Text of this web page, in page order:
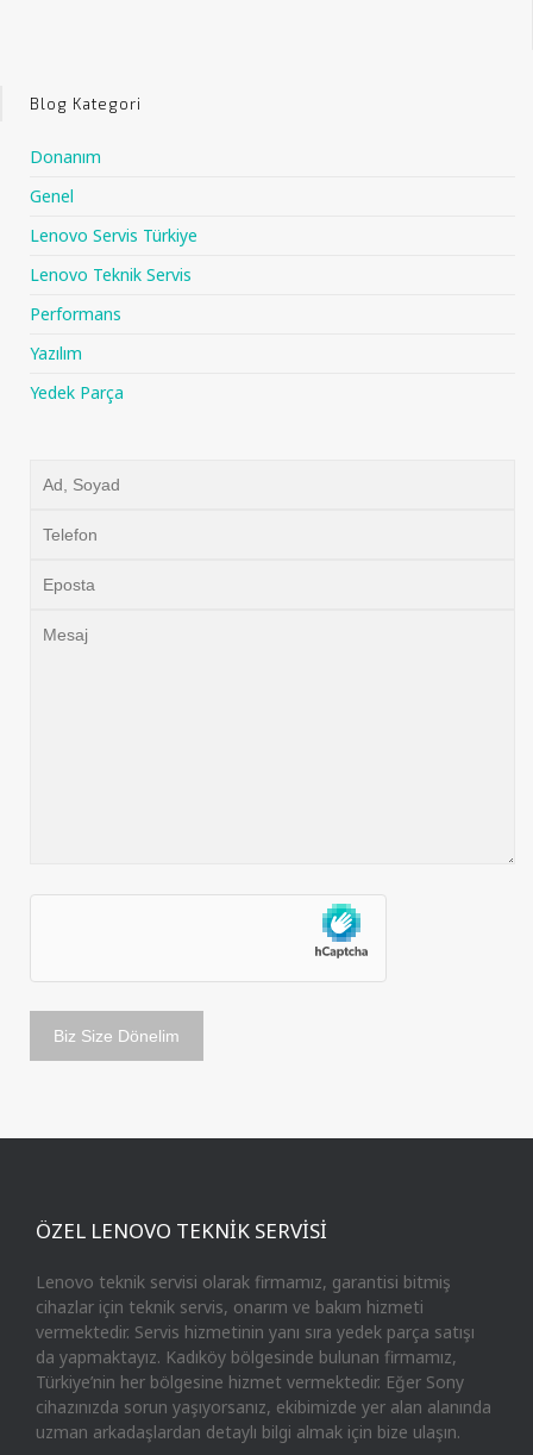
Blog Kategori
Donanım
Genel
Lenovo Servis Türkiye
Lenovo Teknik Servis
Performans
Yazılım
Yedek Parça
ÖZEL LENOVO TEKNİK SERVİSİ
Lenovo teknik servisi olarak firmamız, garantisi bitmiş
cihazlar için teknik servis, onarım ve bakım hizmeti
vermektedir. Servis hizmetinin yanı sıra yedek parça satışı
da yapmaktayız. Kadıköy bölgesinde bulunan firmamız,
Türkiye’nin her bölgesine hizmet vermektedir. Eğer Sony
cihazınızda sorun yaşıyorsanız, ekibimizde yer alan alanında
uzman arkadaşlardan detaylı bilgi almak için bize ulaşın.